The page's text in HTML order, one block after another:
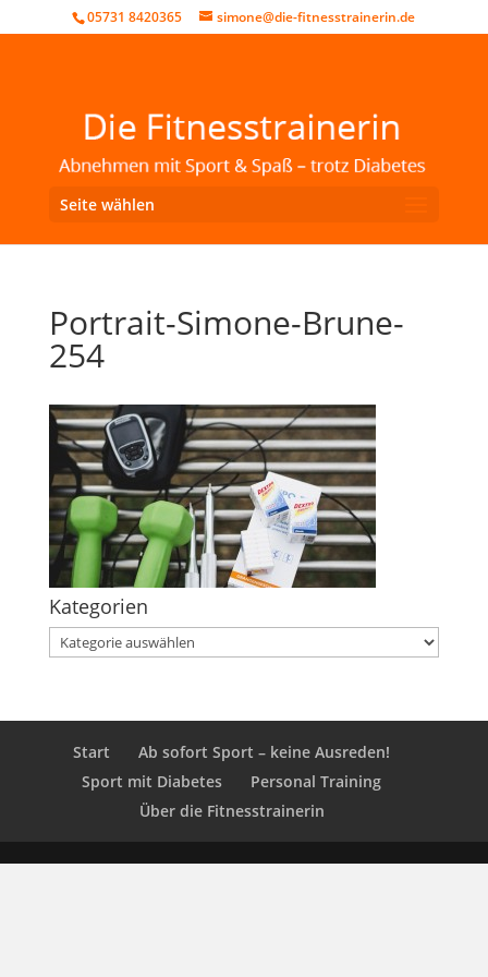
05731 8420365 simone@die-fitnesstrainerin.de
Seite wählen
Portrait-Simone-Brune-
254
Kategorien
Kategorien
Start
Ab sofort Sport – keine Ausreden!
Sport mit Diabetes
Personal Training
Über die Fitnesstrainerin